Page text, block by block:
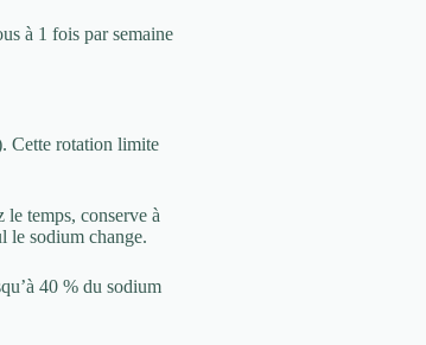
à 1 fois par semaine
Cette rotation limite
temps, conserve à
le sodium change.
40 % du sodium